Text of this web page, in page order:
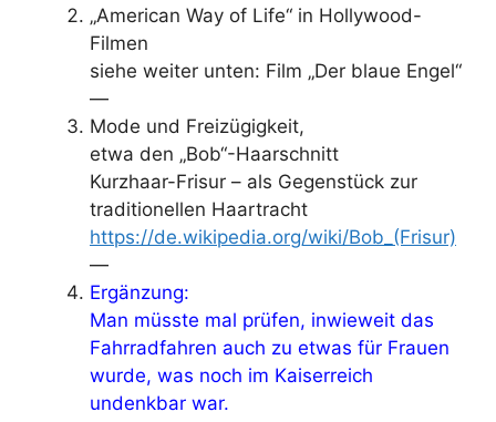
„American Way of Life“ in Hollywood-
Filmen
siehe weiter unten: Film „Der blaue Engel“
—
Mode und Freizügigkeit,
etwa den „Bob“-Haarschnitt
Kurzhaar-Frisur – als Gegenstück zur
traditionellen Haartracht
https://de.wikipedia.org/wiki/Bob_(Frisur)
—
Ergänzung:
Man müsste mal prüfen, inwieweit das
Fahrradfahren auch zu etwas für Frauen
wurde, was noch im Kaiserreich
undenkbar war.